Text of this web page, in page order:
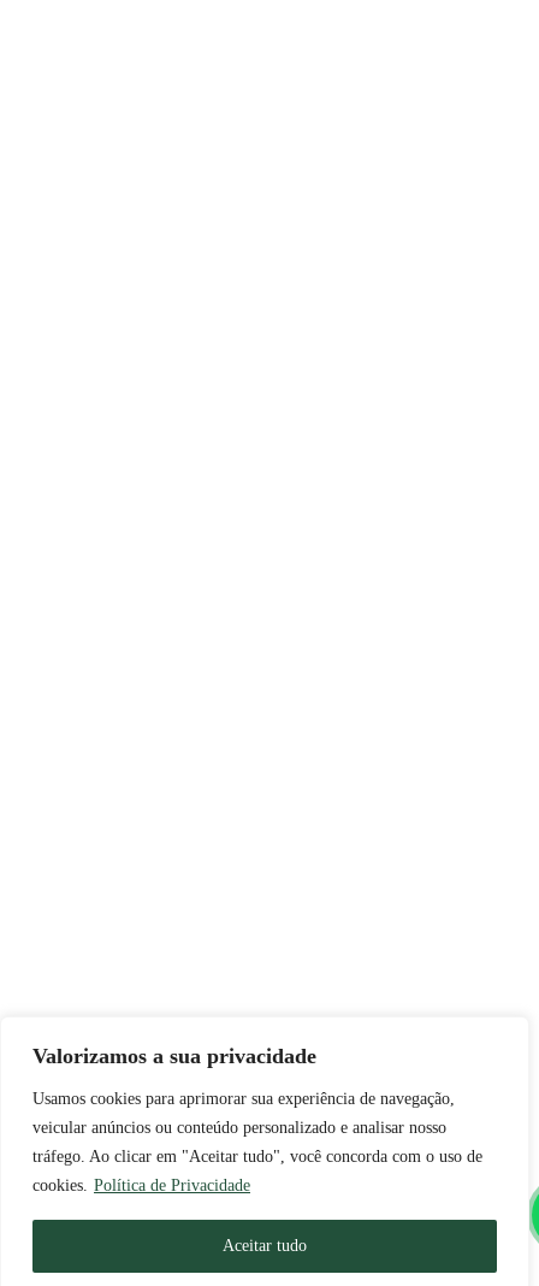
Valorizamos a sua privacidade
Usamos cookies para aprimorar sua experiência de navegação,
veicular anúncios ou conteúdo personalizado e analisar nosso
tráfego. Ao clicar em "Aceitar tudo", você concorda com o uso de
cookies. Política de Privacidade
Aceitar tudo
Portuguese